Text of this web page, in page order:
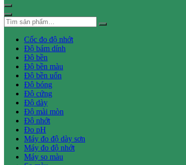
Cốc đo độ nhớt
Độ bám dính
Độ bền
Độ bền màu
Độ bền uốn
Độ bóng
Độ cứng
Độ dày
Độ mài mòn
Độ nhớt
Đo pH
Máy đo độ dày sơn
Máy đo độ nhớt
Máy so màu